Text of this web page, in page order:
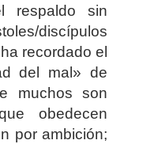
respaldo sin
discípulos
recordado el
del mal» de
muchos son
obedecen
por ambición;